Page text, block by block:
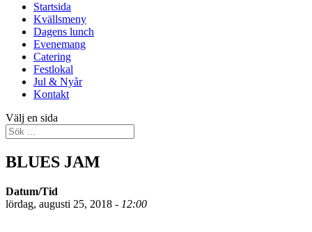
Startsida
Kvällsmeny
Dagens lunch
Evenemang
Catering
Festlokal
Jul & Nyår
Kontakt
Välj en sida
BLUES JAM
Datum/Tid
lördag, augusti 25, 2018 - 12:00